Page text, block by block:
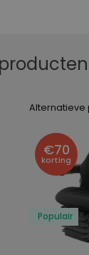
Alternatieve
Populair
€70
korting